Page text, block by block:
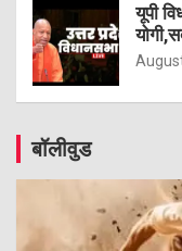
यूपी
बॉलीवुड